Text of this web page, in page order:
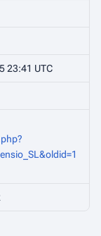
23:41 UTC